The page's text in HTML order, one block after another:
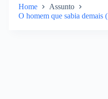
Home
Assunto
O homem que sabia demais